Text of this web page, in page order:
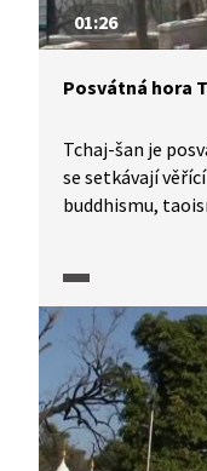
01:26
Posvátná hora
Tchaj-šan je
se setkávají
buddhismu,
úctu a obětují
předměty. Do
a pevnost
zámky.